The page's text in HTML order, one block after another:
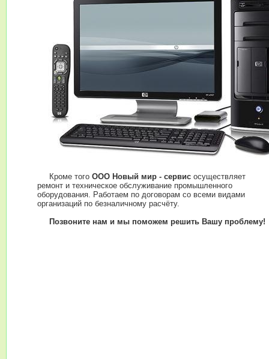
Кроме того ООО Новый мир - сервис осуществляет
ремонт и техническое обслуживание промышленного
оборудования. Работаем по договорам со всеми видами
организаций по безналичному расчёту.
Позвоните нам и мы поможем решить Вашу проблему!